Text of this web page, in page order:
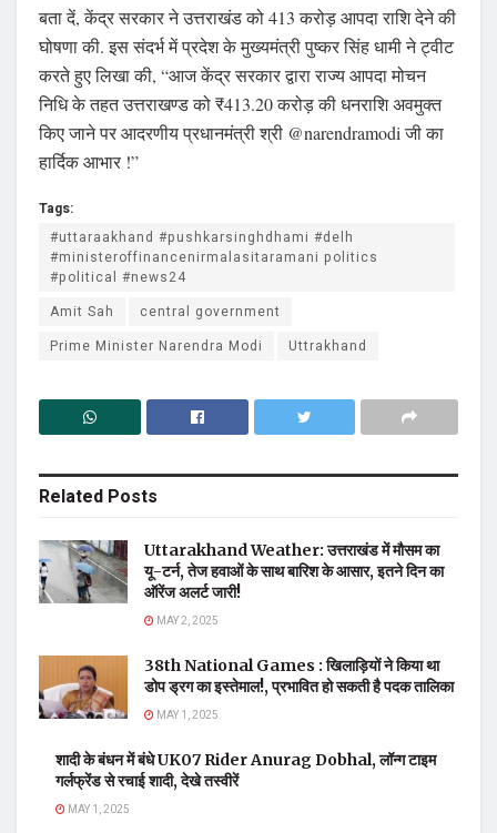
बता दें, केंद्र सरकार ने उत्तराखंड को 413 करोड़ आपदा राशि देने की
घोषणा की. इस संदर्भ में प्रदेश के मुख्यमंत्री पुष्कर सिंह धामी ने ट्वीट
करते हुए लिखा की, “आज केंद्र सरकार द्वारा राज्य आपदा मोचन
निधि के तहत उत्तराखण्ड को ₹413.20 करोड़ की धनराशि अवमुक्त
किए जाने पर आदरणीय प्रधानमंत्री श्री @narendramodi जी का
हार्दिक आभार !”
Tags:
#uttaraakhand #pushkarsinghdhami #delh
#ministeroffinancenirmalasitaramani politics
#political #news24
Amit Sah
central government
Prime Minister Narendra Modi
Uttrakhand
Related Posts
Uttarakhand Weather: उत्तराखंड में मौसम का
यू-टर्न, तेज हवाओं के साथ बारिश के आसार, इतने दिन का
ऑरेंज अलर्ट जारी!
MAY 2, 2025
38th National Games : खिलाड़ियों ने किया था
डोप ड्रग का इस्तेमाल!, प्रभावित हो सकती है पदक तालिका
MAY 1, 2025
शादी के बंधन में बंधे UK07 Rider Anurag Dobhal, लॉन्ग टाइम
गर्लफ्रेंड से रचाई शादी, देखे तस्वीरें
MAY 1, 2025